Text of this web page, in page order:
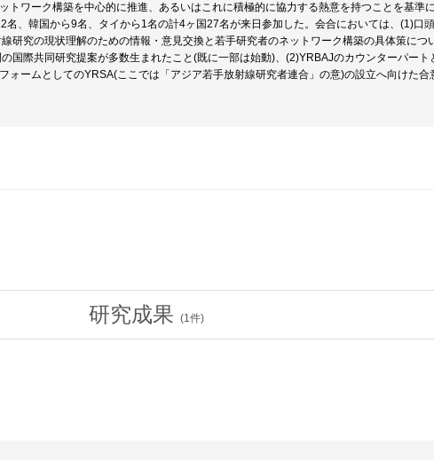
トワーク構築を中心的に推進、あるいはこれに積極的に協力する熱意を持つことを基準
名、韓国から9名、タイから1名の計4ヶ国27名が来日参加した。会合においては、(1)口
研究の現状理解のための情報・意見交換と若手研究者のネットワーク構築の具体策につ
国際共同研究提案が多数生まれたこと(既に一部は始動)、(2)YRBAJのカウンターパー
ォームとしてのYRSA(ここでは「アジア若手放射線研究者連合」の意)の設立へ向けた合
研究成果 (1件)